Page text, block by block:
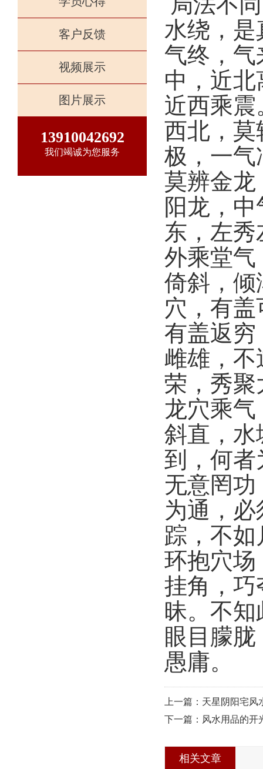
客户反馈
视频展示
图片展示
13910042692
我们竭诚为您服务
水绕，是
气终，
中，近
近西乘
西北，莫
极，一气
莫辨金龙
阳龙，
东，左
外乘堂气
倚斜，倾
穴，有
有盖返穷
雌雄，不
荣，秀聚
龙穴乘
斜直，水
到，何
无意罔
为通，
踪，不
环抱穴场
挂角，巧
昧。不
眼目朦
愚庸。
上一篇：天星阴阳宅风
下一篇：风水用品的开
相关文章